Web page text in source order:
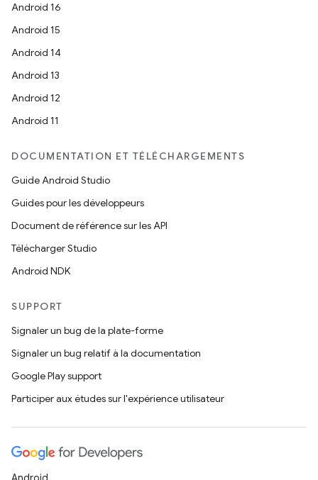
Android 16
Android 15
Android 14
Android 13
Android 12
Android 11
DOCUMENTATION ET TÉLÉCHARGEMENTS
Guide Android Studio
Guides pour les développeurs
Document de référence sur les API
Télécharger Studio
Android NDK
SUPPORT
Signaler un bug de la plate-forme
Signaler un bug relatif à la documentation
Google Play support
Participer aux études sur l'expérience utilisateur